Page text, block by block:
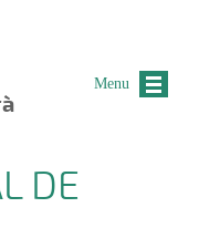
DE
Menu